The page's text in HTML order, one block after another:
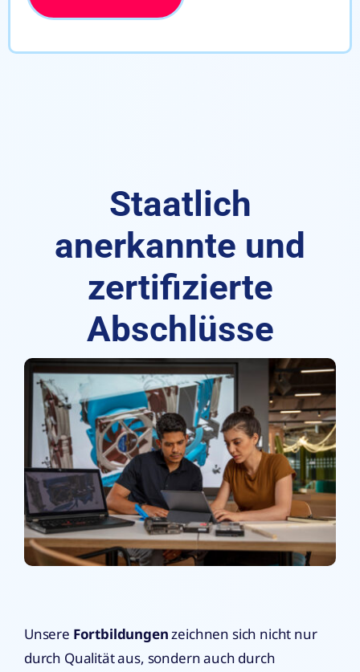
Staatlich
anerkannte und
zertifizierte
Abschlüsse
Unsere Fortbildungenzeichnen sich nicht nur
durch Qualität aus, sondern auch durch